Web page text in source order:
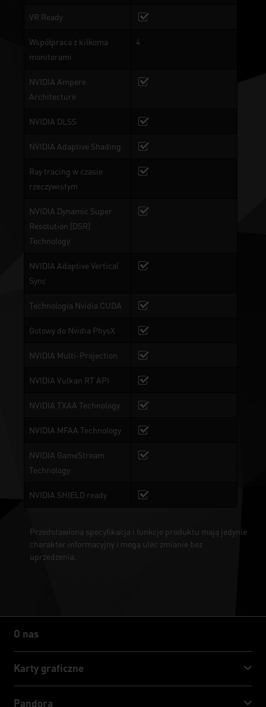
VR Ready
Współpraca z kilkoma
monitorami
4
NVIDIA Ampere
Architecture
NVIDIA DLSS
NVIDIA Adaptive Shading
Ray tracing w czasie
rzeczywistym
NVIDIA Dynamic Super
Resolution [DSR]
Technology
NVIDIA Adaptive Vertical
Sync
Technologia Nvidia CUDA
Gotowy do Nvidia PhysX
NVIDIA Multi-Projection
NVIDIA Vulkan RT API
NVIDIA TXAA Technology
NVIDIA MFAA Technology
NVIDIA GameStream
Technology
NVIDIA SHIELD ready
Przedstawiona specyfikacja i funkcje produktu mają jedynie
charakter informacyjny i mogą ulec zmianie bez
uprzedzenia.
O nas
O nas
Karty graficzne
Pandora